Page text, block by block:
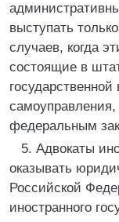
выступать
случаев, когда
состоящие в
федеральным
5. Адвокаты
оказывать
Российской
иностранного